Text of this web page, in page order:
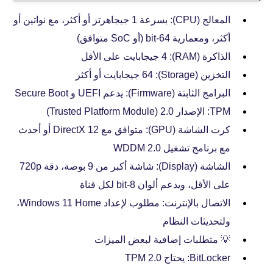
المعالج (CPU): بسرعة 1 جيجاهرتز أو أكثر، مع نواتين أو
أكثر، ومعمارية 64-bit (أو SoC متوافق)
الذاكرة (RAM): 4 جيجابايت على الأقل
التخزين (Storage): 64 جيجابايت أو أكثر
البرامج الثابتة (Firmware): يدعم UEFI و Secure Boot
TPM: الإصدار 2.0 (Trusted Platform Module)
كرت الشاشة (GPU): متوافق مع DirectX 12 أو أحدث
مع برنامج تشغيل WDDM 2.0
الشاشة (Display): شاشة أكبر من 9 بوصة، دقة 720p
على الأقل، ويدعم ألوان 8-bit لكل قناة
الاتصال بالإنترنت: مطلوب لإعداد Windows 11 Home،
ولتحديثات النظام
💡 متطلبات إضافية لبعض الميزات
BitLocker: يحتاج TPM 2.0